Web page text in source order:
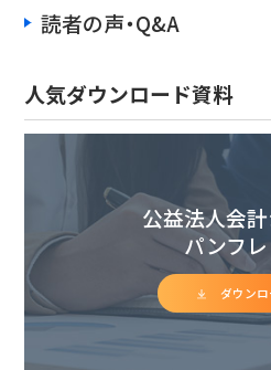
読者の声・Q&A
人気ダウンロード資料
公益法人会
パンフ
ダウン